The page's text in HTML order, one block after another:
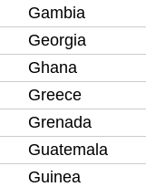
Gambia
Georgia
Ghana
Greece
Grenada
Guatemala
Guinea